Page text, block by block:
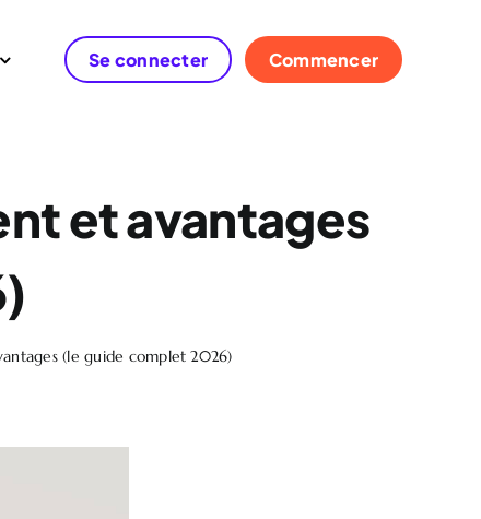
Se connecter Commencer
et avantages
(le guide complet 2026)